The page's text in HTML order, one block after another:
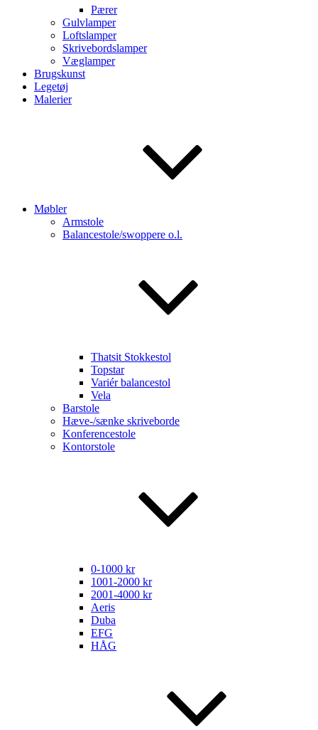
Pærer
Gulvlamper
Loftslamper
Skrivebordslamper
Væglamper
Brugskunst
Legetøj
Malerier
Møbler
Armstole
Balancestole/swoppere o.l.
Thatsit Stokkestol
Topstar
Variér balancestol
Vela
Barstole
Hæve-/sænke skriveborde
Konferencestole
Kontorstole
0-1000 kr
1001-2000 kr
2001-4000 kr
Aeris
Duba
EFG
HÅG